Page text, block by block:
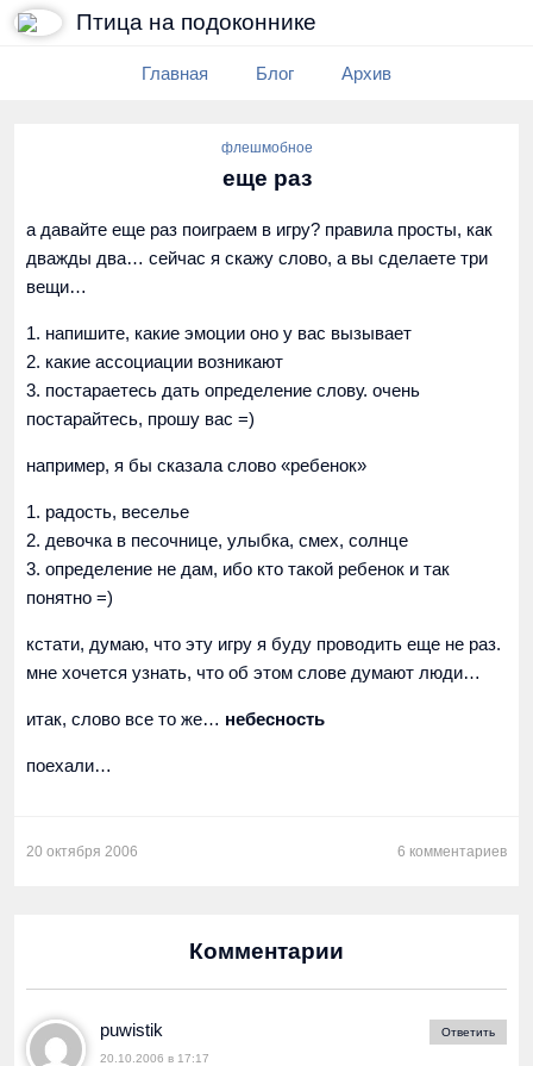
Птица на подоконнике
Главная Блог Архив
флешмобное
еще раз
а давайте еще раз поиграем в игру? правила просты, как
дважды два… сейчас я скажу слово, а вы сделаете три
вещи…
1. напишите, какие эмоции оно у вас вызывает
2. какие ассоциации возникают
3. постараетесь дать определение слову. очень
постарайтесь, прошу вас =)
например, я бы сказала слово «ребенок»
1. радость, веселье
2. девочка в песочнице, улыбка, смех, солнце
3. определение не дам, ибо кто такой ребенок и так
понятно =)
кстати, думаю, что эту игру я буду проводить еще не раз.
мне хочется узнать, что об этом слове думают люди…
итак, слово все то же… небесность
поехали…
20 октября 2006 6 комментариев
Комментарии
puwistik
20.10.2006 в 17:17
Ответить